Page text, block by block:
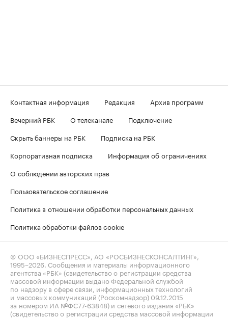
Контактная информация Редакция
Архив программ
Вечерний РБК
О телеканале
Подключение
Скрыть баннеры на РБК
Подписка на РБК
Корпоративная подписка
Информация об ограничениях
О соблюдении авторских прав
Пользовательское соглашение
Политика в отношении обработки персональных данных
Политика обработки файлов cookie
© ООО «БИЗНЕСПРЕСС», АО «РОСБИЗНЕСКОНСАЛТИНГ»,
1995–2026 . Сообщения и материалы информационного
агентства «РБК» (свидетельство о регистрации средства
массовой информации выдано Федеральной службой
по надзору в сфере связи, информационных технологий
и массовых коммуникаций (Роскомнадзор) 09.12.2015
за номером ИА №ФС77-63848) и сетевого издания «РБК»
(свидетельство о регистрации средства массовой информации